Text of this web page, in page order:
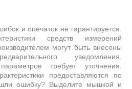
и опечаток не гарантируется.
средств измерений
могут быть внесены
уведомления.
требует уточнения.
предоставляются по
ошибку? Выделите мышкой и